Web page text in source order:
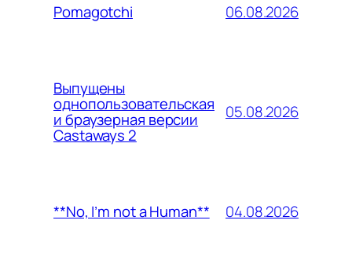
Pomagotchi 06.08.2026
Выпущены
однопользовательская
и браузерная версии
Castaways 2
05.08.2026
**No, I’m not a Human** 04.08.2026